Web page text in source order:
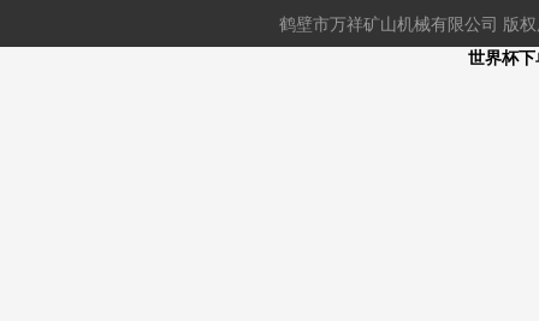
鹤壁市万祥矿山机械有限公司 版
世界杯